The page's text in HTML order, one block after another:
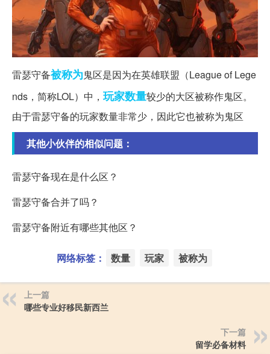
雷瑟守备被称为鬼区是因为在英雄联盟（League of Lege
nds，简称LOL）中， 玩家数量较少的大区被称作鬼区。
由于雷瑟守备的玩家数量非常少，因此它也被称为鬼区
其他小伙伴的相似问题：
雷瑟守备现在是什么区？
雷瑟守备合并了吗？
雷瑟守备附近有哪些其他区？
网络标签： 数量 玩家 被称为
上一篇
哪些专业好移民新西兰
下一篇
留学必备材料